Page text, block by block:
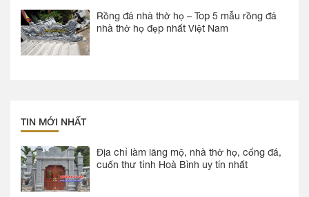
Rồng đá nhà thờ họ – Top 5 mẫu rồng đá
nhà thờ họ đẹp nhất Việt Nam
TIN MỚI NHẤT
Địa chỉ làm lăng mộ, nhà thờ họ, cổng đá,
cuốn thư tỉnh Hoà Bình uy tín nhất